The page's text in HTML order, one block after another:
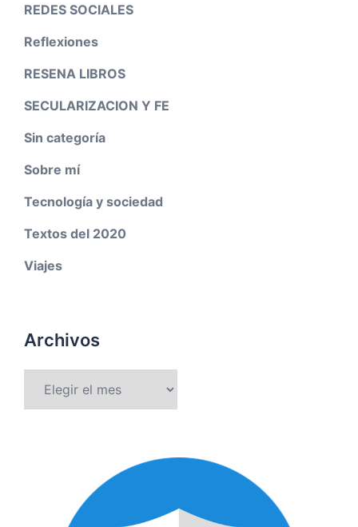
REDES SOCIALES
Reflexiones
RESENA LIBROS
SECULARIZACION Y FE
Sin categoría
Sobre mí
Tecnología y sociedad
Textos del 2020
Viajes
Archivos